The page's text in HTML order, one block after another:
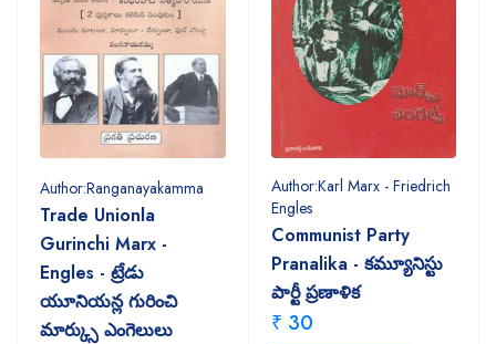
Author:Ranganayakamma
Trade Unionla
Gurinchi Marx -
Engles - ట్రేడు
యూనియన్ల గురించి
మార్క్సు ఎంగెలులు
Author:Karl Marx - Friedrich
Engles
Communist Party
Pranalika - కమ్యూనిస్టు
పార్టీ ప్రణాళిక
₹ 30